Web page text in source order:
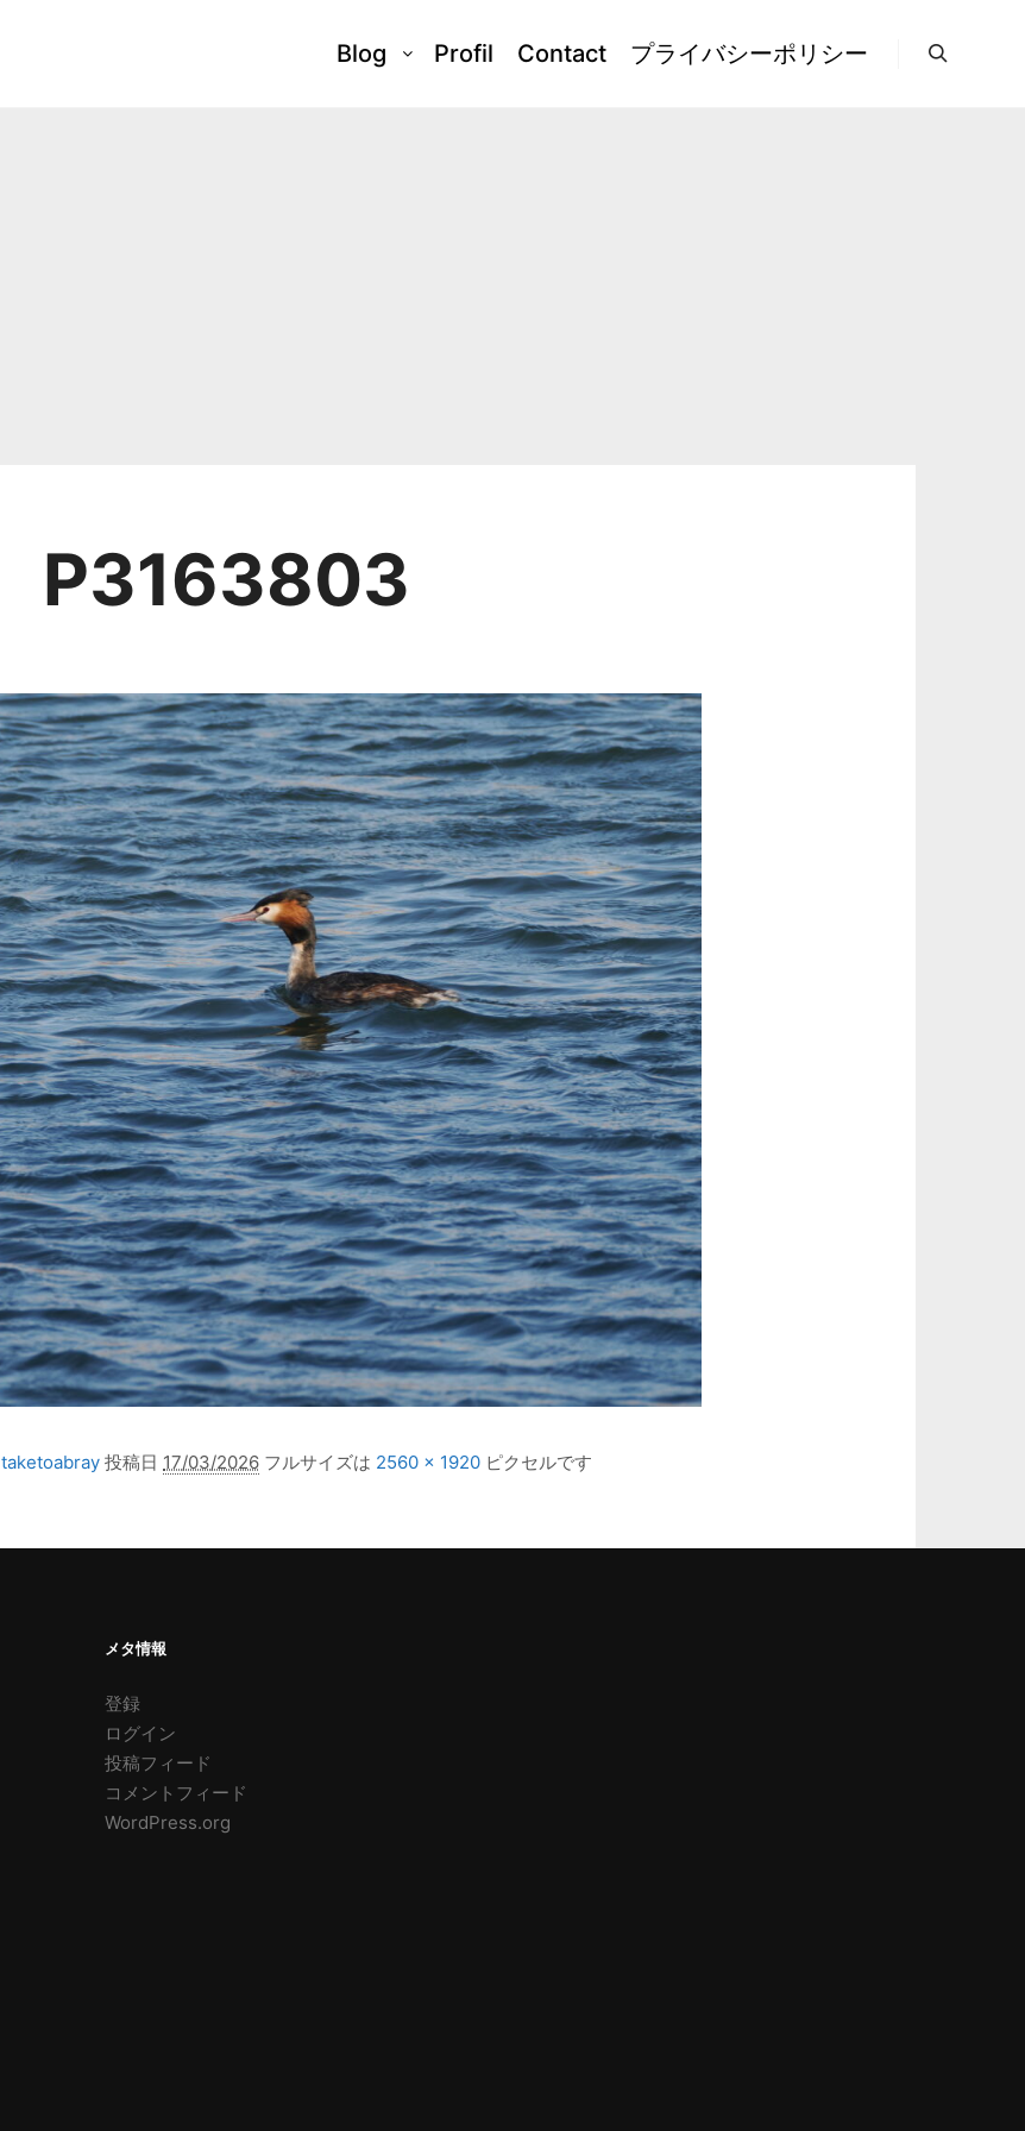
Blog Profil Contact プライバシーポリシー
P3163803
taketoabray 投稿日 17/03/2026 フルサイズは 2560 × 1920 ピクセルです
メタ情報
登録
ログイン
投稿フィード
コメントフィード
WordPress.org